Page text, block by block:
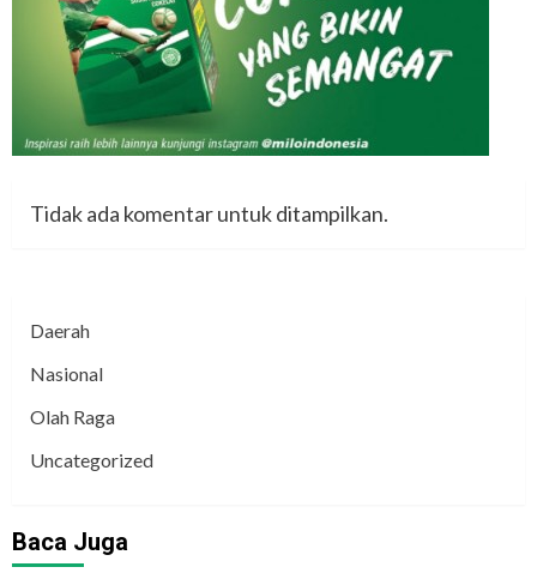
Tidak ada komentar untuk ditampilkan.
Daerah
Nasional
Olah Raga
Uncategorized
Baca Juga